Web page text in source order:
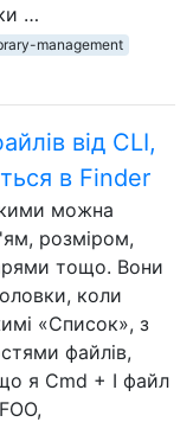
…
management
від CLI,
в Finder
можна
розміром,
тощо. Вони
коли
«Список», з
файлів,
я Cmd + I файл